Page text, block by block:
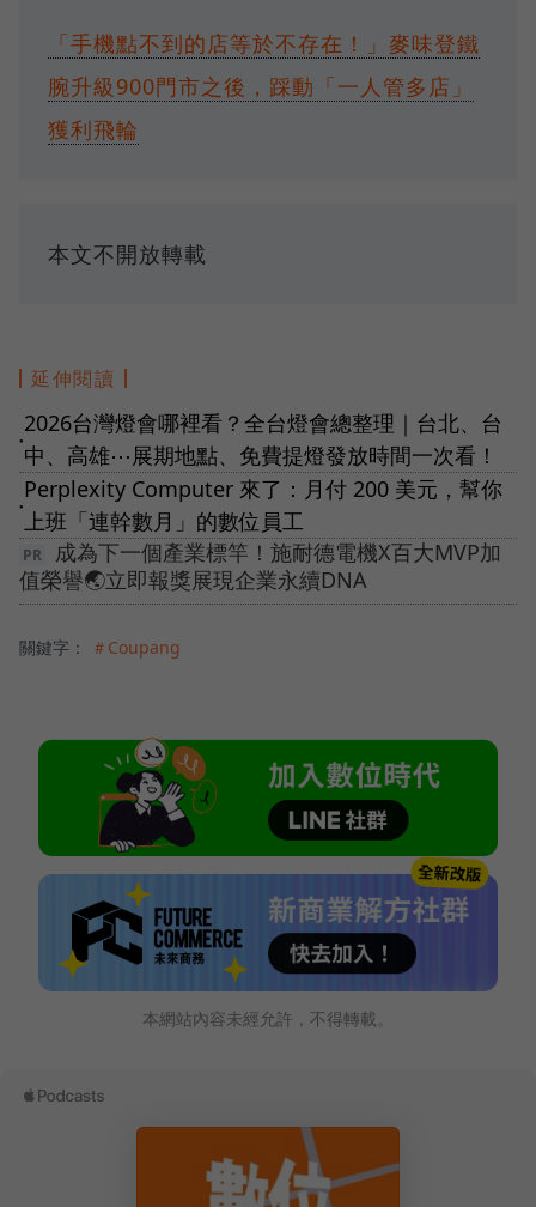
「手機點不到的店等於不存在！」麥味登鐵
腕升級900門市之後，踩動「一人管多店」
獲利飛輪
本文不開放轉載
延伸閱讀
●
2026台灣燈會哪裡看？全台燈會總整理｜台北、台
中、高雄⋯展期地點、免費提燈發放時間一次看！
●
Perplexity Computer 來了：月付 200 美元，幫你
上班「連幹數月」的數位員工
成為下一個產業標竿！施耐德電機X百大MVP加
值榮譽🌏立即報獎展現企業永續DNA
關鍵字： ＃Coupang
本網站內容未經允許，不得轉載。